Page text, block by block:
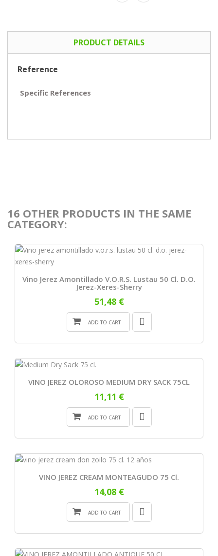
PRODUCT DETAILS
Reference
Specific References
16 OTHER PRODUCTS IN THE SAME
CATEGORY:
Vino Jerez Amontillado V.o.r.s. Lustau 50 Cl. D.o.
Jerez-Xeres-Sherry
51,48 €
ADD TO CART
VINO JEREZ OLOROSO MEDIUM DRY SACK 75CL
11,11 €
ADD TO CART
VINO JEREZ CREAM MONTEAGUDO 75 Cl.
14,08 €
ADD TO CART